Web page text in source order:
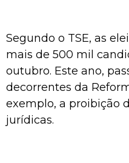
Segundo o TSE, as
mais de 500 mil
outubro. Este ano,
decorrentes da
exemplo, a proibição
jurídicas.